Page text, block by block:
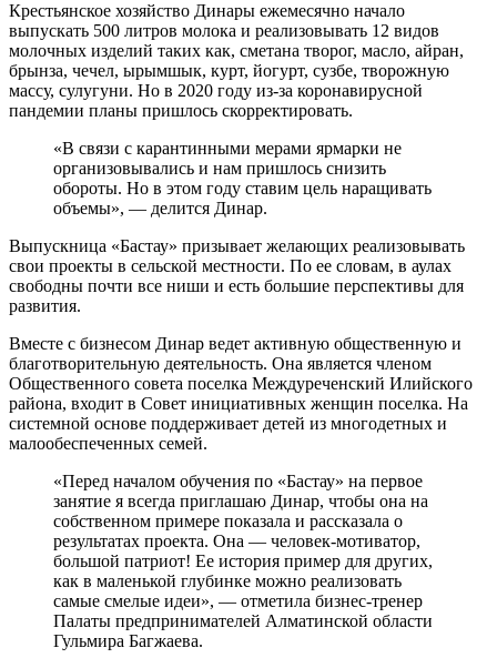
Крестьянское хозяйство Динары ежемесячно начало
выпускать 500 литров молока и реализовывать 12 видов
молочных изделий таких как, сметана творог, масло, айран,
брынза, чечел, ырымшык, курт, йогурт, сузбе, творожную
массу, сулугуни. Но в 2020 году из-за коронавирусной
пандемии планы пришлось скорректировать.
«В связи с карантинными мерами ярмарки не
организовывались и нам пришлось снизить
обороты. Но в этом году ставим цель наращивать
объемы», — делится Динар.
Выпускница «Бастау» призывает желающих реализовывать
свои проекты в сельской местности. По ее словам, в аулах
свободны почти все ниши и есть большие перспективы для
развития.
Вместе с бизнесом Динар ведет активную общественную и
благотворительную деятельность. Она является членом
Общественного совета поселка Междуреченский Илийского
района, входит в Совет инициативных женщин поселка. На
системной основе поддерживает детей из многодетных и
малообеспеченных семей.
«Перед началом обучения по «Бастау» на первое
занятие я всегда приглашаю Динар, чтобы она на
собственном примере показала и рассказала о
результатах проекта. Она — человек-мотиватор,
большой патриот! Ее история пример для других,
как в маленькой глубинке можно реализовать
самые смелые идеи», — отметила бизнес-тренер
Палаты предпринимателей Алматинской области
Гульмира Багжаева.